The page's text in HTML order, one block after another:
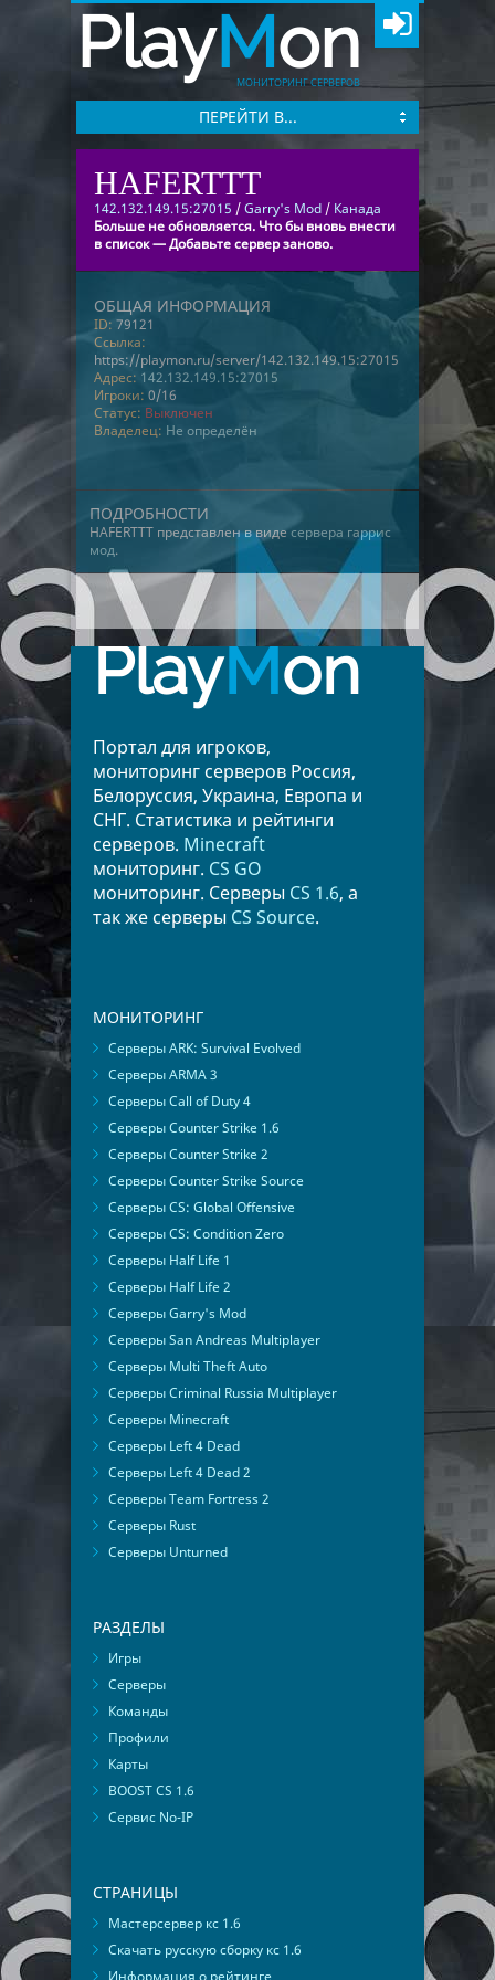
PlayMon
МОНИТОРИНГ СЕРВЕРОВ
ПЕРЕЙТИ В...
HAFERTTT
142.132.149.15:27015 /Garry's Mod / Канада
Больше не обновляется. Что бы вновь внести
в список — Добавьте сервер заново.
ОБЩАЯ ИНФОРМАЦИЯ
ID: 79121
Ссылка:
https://playmon.ru/server/142.132.149.15:27015
Адрес: 142.132.149.15:27015
Игроки: 0/16
Статус: Выключен
Владелец: Не определён
ПОДРОБНОСТИ
HAFERTTT представлен в видесервера гаррис
мод.
PlayMon
Портал для игроков,
мониторинг серверов Россия,
Белоруссия, Украина, Европа и
СНГ. Статистика и рейтинги
серверов. Minecraft
мониторинг. CS GO
мониторинг. Серверы CS 1.6, а
так же серверы CS Source.
МОНИТОРИНГ
Серверы ARK: Survival Evolved
Серверы ARMA 3
Серверы Call of Duty 4
Серверы Counter Strike 1.6
Серверы Counter Strike 2
Серверы Counter Strike Source
Серверы CS: Global Offensive
Серверы CS: Condition Zero
Серверы Half Life 1
Серверы Half Life 2
Серверы Garry's Mod
Серверы San Andreas Multiplayer
Серверы Multi Theft Auto
Серверы Criminal Russia Multiplayer
Серверы Minecraft
Серверы Left 4 Dead
Серверы Left 4 Dead 2
Серверы Team Fortress 2
Серверы Rust
Серверы Unturned
РАЗДЕЛЫ
Игры
Серверы
Команды
Профили
Карты
BOOST CS 1.6
Сервис No-IP
СТРАНИЦЫ
Мастерсервер кс 1.6
Скачать русскую сборку кс 1.6
Информация о рейтинге